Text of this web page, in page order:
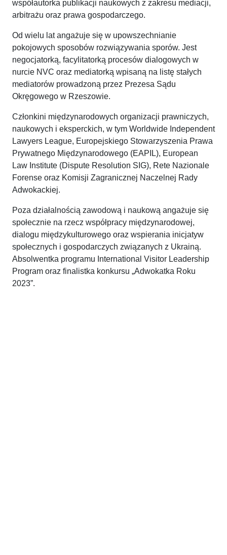
współautorka publikacji naukowych z zakresu mediacji,
arbitrażu oraz prawa gospodarczego.
Od wielu lat angażuje się w upowszechnianie
pokojowych sposobów rozwiązywania sporów. Jest
negocjatorką, facylitatorką procesów dialogowych w
nurcie NVC oraz mediatorką wpisaną na listę stałych
mediatorów prowadzoną przez Prezesa Sądu
Okręgowego w Rzeszowie.
Członkini międzynarodowych organizacji prawniczych,
naukowych i eksperckich, w tym Worldwide Independent
Lawyers League, Europejskiego Stowarzyszenia Prawa
Prywatnego Międzynarodowego (EAPIL), European
Law Institute (Dispute Resolution SIG), Rete Nazionale
Forense oraz Komisji Zagranicznej Naczelnej Rady
Adwokackiej.
Poza działalnością zawodową i naukową angażuje się
społecznie na rzecz współpracy międzynarodowej,
dialogu międzykulturowego oraz wspierania inicjatyw
społecznych i gospodarczych związanych z Ukrainą.
Absolwentka programu International Visitor Leadership
Program oraz finalistka konkursu „Adwokatka Roku
2023”.